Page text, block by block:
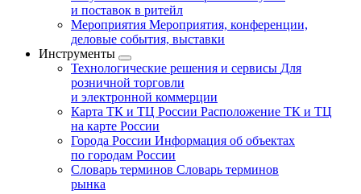
и поставок в ритейл
Мероприятия Мероприятия, конференции,
деловые события, выставки
Инструменты
Технологические решения и сервисы Для
розничной торговли
и электронной коммерции
Карта ТК и ТЦ России Расположение ТК и ТЦ
на карте России
Города России Информация об объектах
по городам России
Словарь терминов Словарь терминов
рынка